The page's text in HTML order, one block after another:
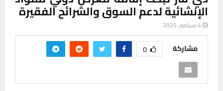
الإنشائية لدعم السوق والشرائح الفقيرة
4 سبتمبر، 2025
مشاركة 0